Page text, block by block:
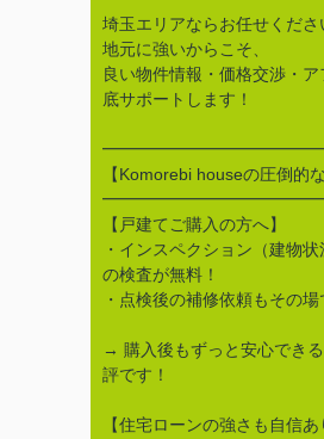
埼玉エリアならお任せくださ
地元に強いからこそ、
良い物件情報・価格交渉・
底サポートします！
【Komorebi houseの圧倒的な
【戸建てご購入の方へ】
・インスペクション（建物
の検査が無料！
・点検後の補修依頼もその場
→ 購入後もずっと安心でき
評です！
【住宅ローンの強さも自信あ